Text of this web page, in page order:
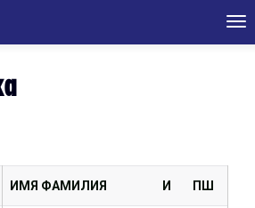
ИМЯ ФАМИЛИЯ И ПШ